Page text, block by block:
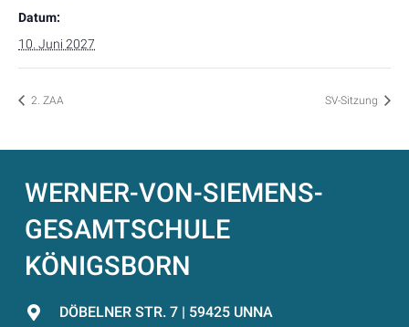
Datum:
10. Juni 2027
2. ZAA SV-Sitzung
WERNER-VON-SIEMENS-
GESAMTSCHULE
KÖNIGSBORN
DÖBELNER STR. 7 | 59425 UNNA